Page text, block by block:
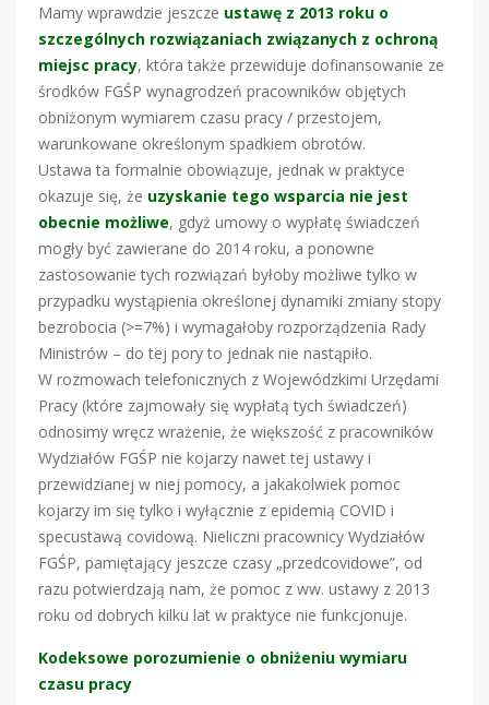
Mamy wprawdzie jeszcze ustawę z 2013 roku o
szczególnych rozwiązaniach związanych z ochroną
miejsc pracy, która także przewiduje dofinansowanie ze
środków FGŚP wynagrodzeń pracowników objętych
obniżonym wymiarem czasu pracy / przestojem,
warunkowane określonym spadkiem obrotów.
Ustawa ta formalnie obowiązuje, jednak w praktyce
okazuje się, że uzyskanie tego wsparcia nie jest
obecnie możliwe, gdyż umowy o wypłatę świadczeń
mogły być zawierane do 2014 roku, a ponowne
zastosowanie tych rozwiązań byłoby możliwe tylko w
przypadku wystąpienia określonej dynamiki zmiany stopy
bezrobocia (>=7%) i wymagałoby rozporządzenia Rady
Ministrów – do tej pory to jednak nie nastąpiło.
W rozmowach telefonicznych z Wojewódzkimi Urzędami
Pracy (które zajmowały się wypłatą tych świadczeń)
odnosimy wręcz wrażenie, że większość z pracowników
Wydziałów FGŚP nie kojarzy nawet tej ustawy i
przewidzianej w niej pomocy, a jakakolwiek pomoc
kojarzy im się tylko i wyłącznie z epidemią COVID i
specustawą covidową. Nieliczni pracownicy Wydziałów
FGŚP, pamiętający jeszcze czasy „przedcovidowe”, od
razu potwierdzają nam, że pomoc z ww. ustawy z 2013
roku od dobrych kilku lat w praktyce nie funkcjonuje.
Kodeksowe porozumienie o obniżeniu wymiaru
czasu pracy